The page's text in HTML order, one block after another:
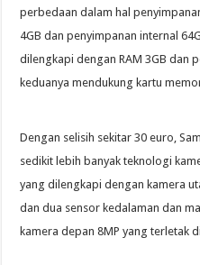
perbedaan dalam hal
4GB dan penyimpanan internal
dilengkapi dengan RAM 3GB dan
keduanya mendukung kartu
Dengan selisih sekitar 30 euro,
sedikit lebih banyak teknologi
yang dilengkapi dengan kamera
dan dua sensor kedalaman dan
kamera depan 8MP yang terletak